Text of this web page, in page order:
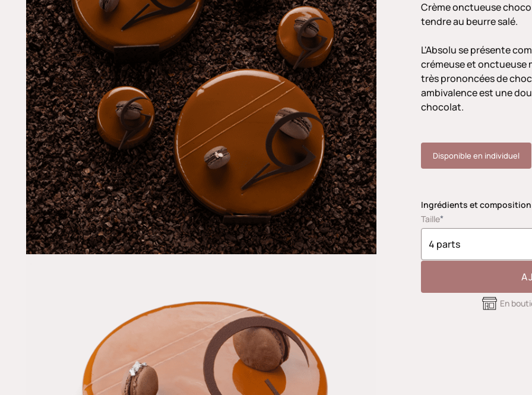
Crème onctueuse
tendre au beurre salé.
L'Absolu se présente
crémeuse et onctueuse
très prononcées de
ambivalence est une
chocolat.
Disponible en individuel
Ingrédients et composition
Taille*
En